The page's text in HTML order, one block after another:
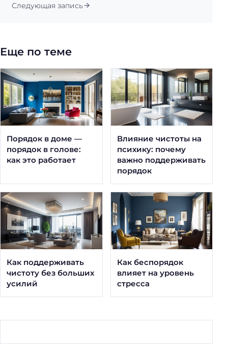
Следующая запись
Еще по теме
Порядок в доме —
порядок в голове:
как это работает
Влияние чистоты на
психику: почему
важно поддерживать
порядок
Как поддерживать
чистоту без больших
усилий
Как беспорядок
влияет на уровень
стресса